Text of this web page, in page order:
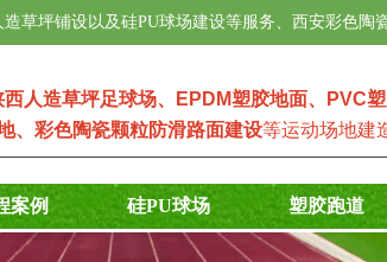
西人造草坪足球场、 EPDM塑胶地面、
PVC
、 彩色陶瓷颗粒防滑路面建设等运动场地建
草坪铺设以及硅PU球场建设等服务、西安彩色陶
案例 硅PU球场 塑胶跑道